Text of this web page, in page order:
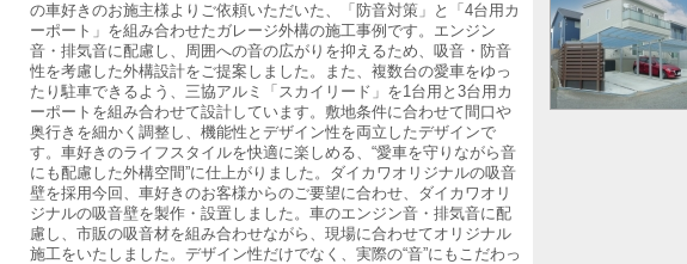
の車好きのお施主様よりご依頼いただいた、「防音対策」と「4台用カ
ーポート」を組み合わせたガレージ外構の施工事例です。エンジン
音・排気音に配慮し、周囲への音の広がりを抑えるため、吸音・防音
性を考慮した外構設計をご提案しました。また、複数台の愛車をゆっ
たり駐車できるよう、三協アルミ「スカイリード」を1台用と3台用カ
ーポートを組み合わせて設計しています。敷地条件に合わせて間口や
奥行きを細かく調整し、機能性とデザイン性を両立したデザインで
す。車好きのライフスタイルを快適に楽しめる、“愛車を守りながら音
にも配慮した外構空間”に仕上がりました。ダイカワオリジナルの吸音
壁を採用今回、車好きのお客様からのご要望に合わせ、ダイカワオリ
ジナルの吸音壁を製作・設置しました。車のエンジン音・排気音に配
慮し、市販の吸音材を組み合わせながら、現場に合わせてオリジナル
施工をいたしました。デザイン性だけでなく、実際の“音”にもこだわっ